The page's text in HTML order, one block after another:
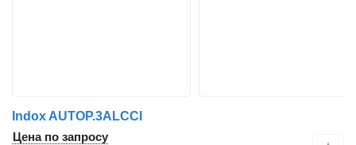
Indox AUTOP.3ALCCI
Цена по запросу